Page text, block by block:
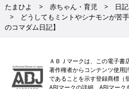
たまひよ 赤ちゃん・育児 日
どうしてもミントやシナモンが苦
のコマダム日記】
ＡＢＪマークは、この電子書
著作権者からコンテンツ使用
であることを示す登録商標（